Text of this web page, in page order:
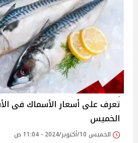
تعرف على أسعار الأسماك فى
الخميس
الخميس 10/أكتوبر/2024 - 11:04 ص